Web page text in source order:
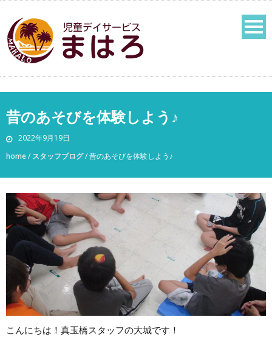
昔のあそびを体験しよう♪
2022年9月19日
home/ スタッフブログ/昔のあそびを体験しよう♪
こんにちは！真玉橋スタッフの大城です！